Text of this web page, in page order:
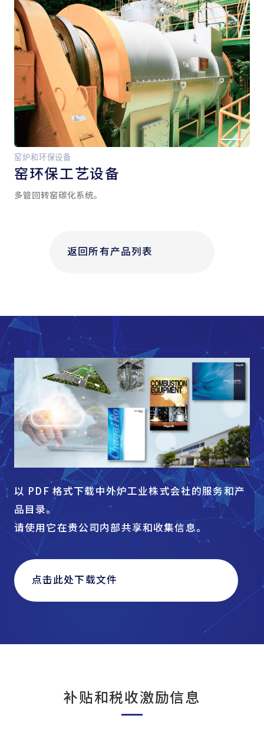
窑炉和环保设备
窑环保工艺设备
多管回转窑碳化系统。
返回所有产品列表
以 PDF 格式下载中外炉工业株式会社的服务和产
品目录。
请使用它在贵公司内部共享和收集信息。
点击此处下载文件
补贴和税收激励信息